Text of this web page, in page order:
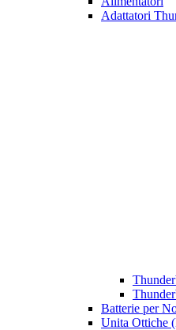
Adattatori
Batterie per
Unita Ottiche